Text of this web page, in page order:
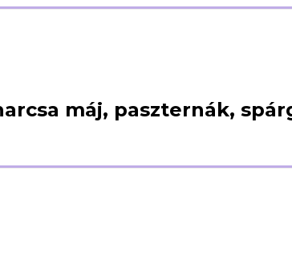
máj, paszternák,